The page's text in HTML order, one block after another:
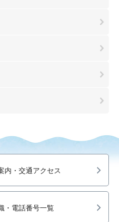
内・交通アクセス
・電話番号一覧